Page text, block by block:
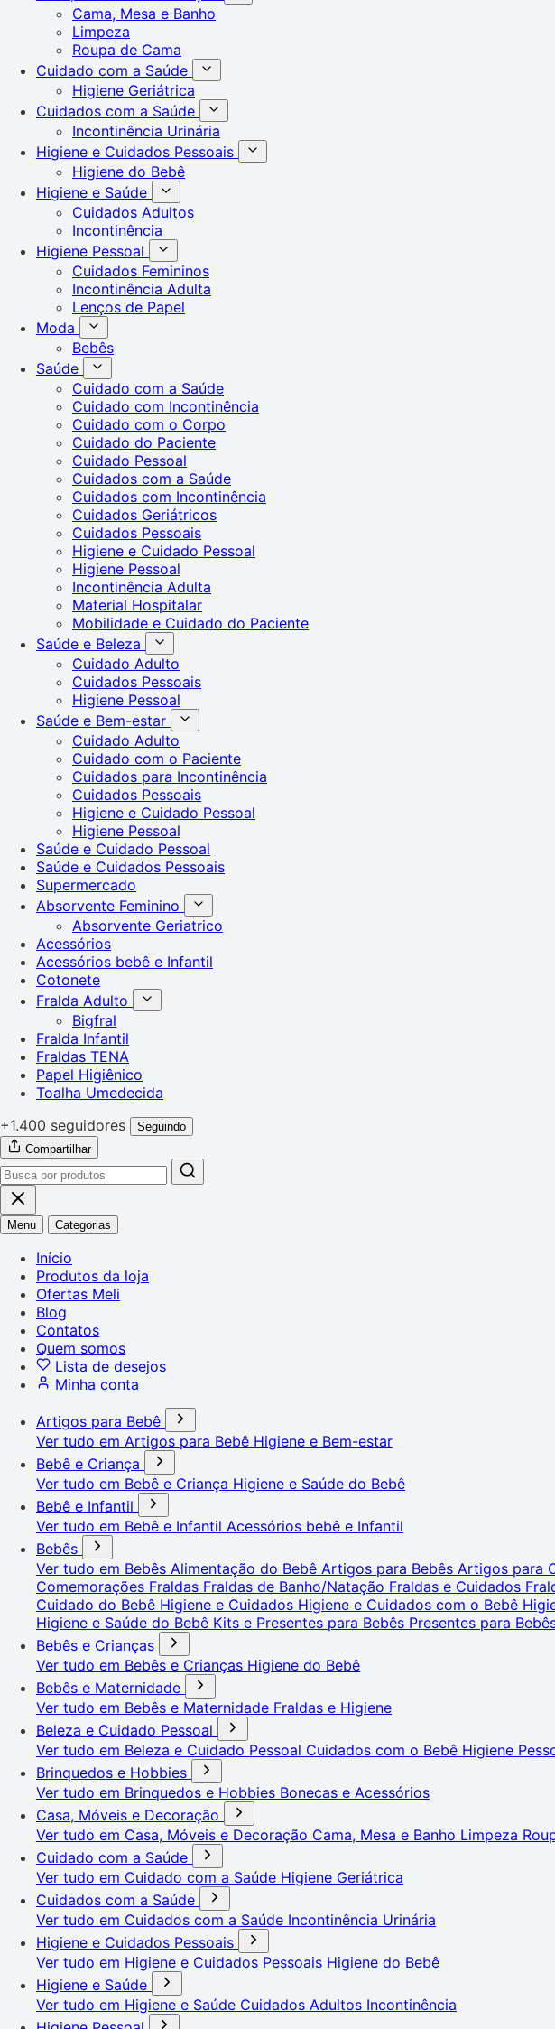
Cama, Mesa e Banho
Limpeza
Roupa de Cama
Cuidado com a Saúde
Higiene Geriátrica
Cuidados com a Saúde
Incontinência Urinária
Higiene e Cuidados Pessoais
Higiene do Bebê
Higiene e Saúde
Cuidados Adultos
Incontinência
Higiene Pessoal
Cuidados Femininos
Incontinência Adulta
Lenços de Papel
Moda
Bebês
Saúde
Cuidado com a Saúde
Cuidado com Incontinência
Cuidado com o Corpo
Cuidado do Paciente
Cuidado Pessoal
Cuidados com a Saúde
Cuidados com Incontinência
Cuidados Geriátricos
Cuidados Pessoais
Higiene e Cuidado Pessoal
Higiene Pessoal
Incontinência Adulta
Material Hospitalar
Mobilidade e Cuidado do Paciente
Saúde e Beleza
Cuidado Adulto
Cuidados Pessoais
Higiene Pessoal
Saúde e Bem-estar
Cuidado Adulto
Cuidado com o Paciente
Cuidados para Incontinência
Cuidados Pessoais
Higiene e Cuidado Pessoal
Higiene Pessoal
Saúde e Cuidado Pessoal
Saúde e Cuidados Pessoais
Supermercado
Absorvente Feminino
Absorvente Geriatrico
Acessórios
Acessórios bebê e Infantil
Cotonete
Fralda Adulto
Bigfral
Fralda Infantil
Fraldas TENA
Papel Higiênico
Toalha Umedecida
+1.400 seguidores
Seguindo
Compartilhar
Menu Categorias
Início
Produtos da loja
Ofertas Meli
Blog
Contatos
Quem somos
Lista de desejos
Minha conta
Artigos para Bebê
Ver tudo em Artigos para Bebê Higiene e Bem-estar
Bebê e Criança
Ver tudo em Bebê e Criança Higiene e Saúde do Bebê
Bebê e Infantil
Ver tudo em Bebê e Infantil Acessórios bebê e Infantil
Bebês
Ver tudo em Bebês Alimentação do Bebê Artigos para Bebês Artigos para
Comemorações Fraldas Fraldas de Banho/Natação Fraldas e Cuidados
Cuidado do Bebê Higiene e Cuidados Higiene e Cuidados com o Bebê
Higiene e Saúde do Bebê Kits e Presentes para Bebês Presentes para
Bebês e Crianças
Ver tudo em Bebês e Crianças Higiene do Bebê
Bebês e Maternidade
Ver tudo em Bebês e Maternidade Fraldas e Higiene
Beleza e Cuidado Pessoal
Ver tudo em Beleza e Cuidado Pessoal Cuidados com o Bebê Higiene
Brinquedos e Hobbies
Ver tudo em Brinquedos e Hobbies Bonecas e Acessórios
Casa, Móveis e Decoração
Ver tudo em Casa, Móveis e Decoração Cama, Mesa e Banho Limpeza
Cuidado com a Saúde
Ver tudo em Cuidado com a Saúde Higiene Geriátrica
Cuidados com a Saúde
Ver tudo em Cuidados com a Saúde Incontinência Urinária
Higiene e Cuidados Pessoais
Ver tudo em Higiene e Cuidados Pessoais Higiene do Bebê
Higiene e Saúde
Ver tudo em Higiene e Saúde Cuidados Adultos Incontinência